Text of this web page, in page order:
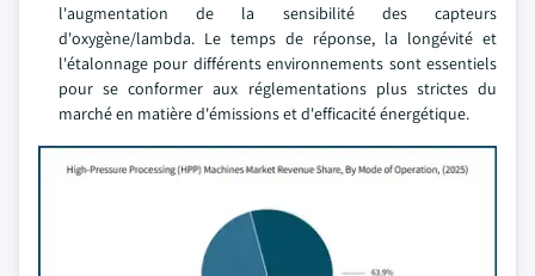
l'augmentation de la sensibilité des capteurs
d'oxygène/lambda. Le temps de réponse, la longévité et
l'étalonnage pour différents environnements sont essentiels
pour se conformer aux réglementations plus strictes du
marché en matière d'émissions et d'efficacité énergétique.